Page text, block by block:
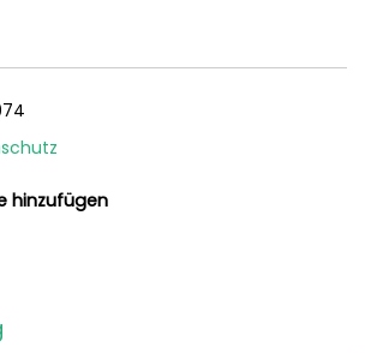
hinzufügen